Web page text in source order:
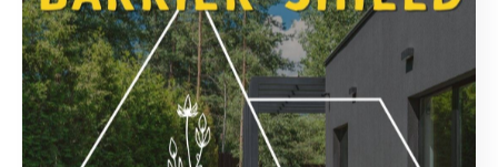
2025/07/19
外構工事DIYで駐車場を作る！初心者でも
できるステップバイステップガイド
2025/07/12